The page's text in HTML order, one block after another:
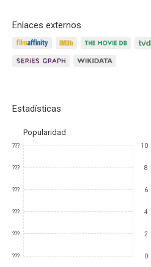
Enlaces externos
Estadísticas
Popularidad
???
???
???
???
???
???
10
8
6
4
2
0